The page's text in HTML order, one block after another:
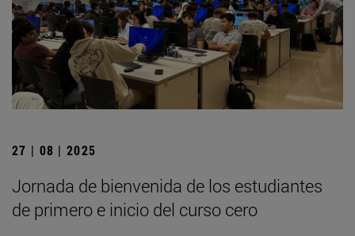
27 | 08 | 2025
Jornada de bienvenida de los estudiantes
de primero e inicio del curso cero